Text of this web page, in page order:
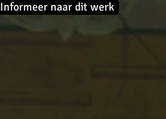
Informeer naar dit werk